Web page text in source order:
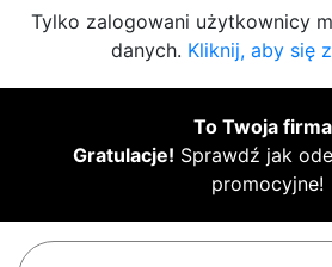
Tylko zalogowani użytkownicy
danych. Kliknij, aby się
To Twoja firma
Gratulacje! Sprawdź jak
promocyjne!